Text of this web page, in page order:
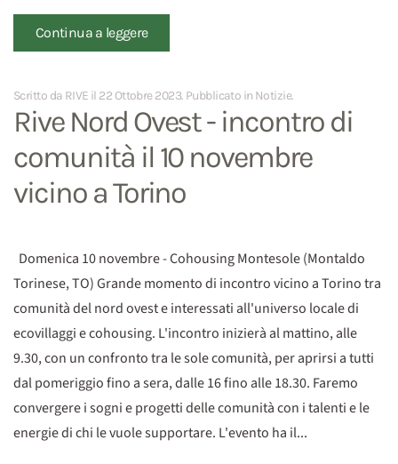
Continua a leggere
Scritto da RIVE il 22 Ottobre 2023. Pubblicato in Notizie.
Rive Nord Ovest - incontro di
comunità il 10 novembre
vicino a Torino
Domenica 10 novembre - Cohousing Montesole (Montaldo
Torinese, TO) Grande momento di incontro vicino a Torino tra
comunità del nord ovest e interessati all'universo locale di
ecovillaggi e cohousing. L'incontro inizierà al mattino, alle
9.30, con un confronto tra le sole comunità, per aprirsi a tutti
dal pomeriggio fino a sera, dalle 16 fino alle 18.30. Faremo
convergere i sogni e progetti delle comunità con i talenti e le
energie di chi le vuole supportare. L'evento ha il...